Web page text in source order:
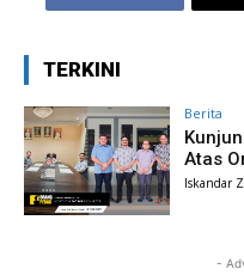
TERKINI
Berita
Atas
Iskandar
-